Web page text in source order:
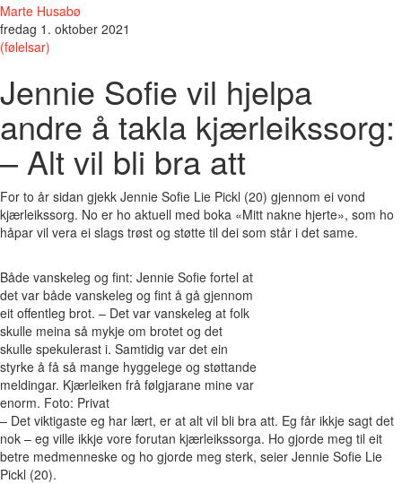
Marte Husabø
fredag 1. oktober 2021
(følelsar)
Jennie Sofie vil hjelpa
andre å takla kjærleikssorg:
– Alt vil bli bra att
For to år sidan gjekk Jennie Sofie Lie Pickl (20) gjennom ei vond
kjærleikssorg. No er ho aktuell med boka «Mitt nakne hjerte», som ho
håpar vil vera ei slags trøst og støtte til dei som står i det same.
Både vanskeleg og fint: Jennie Sofie fortel at
det var både vanskeleg og fint å gå gjennom
eit offentleg brot. – Det var vanskeleg at folk
skulle meina så mykje om brotet og det
skulle spekulerast i. Samtidig var det ein
styrke å få så mange hyggelege og støttande
meldingar. Kjærleiken frå følgjarane mine var
enorm. Foto: Privat
– Det viktigaste eg har lært, er at alt vil bli bra att. Eg får ikkje sagt det
nok – eg ville ikkje vore forutan kjærleikssorga. Ho gjorde meg til eit
betre medmenneske og ho gjorde meg sterk, seier Jennie Sofie Lie
Pickl (20).